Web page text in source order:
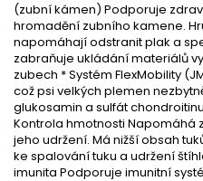
(zubní kámen) Podporuje
hromadění zubního kamene.
napomáhají odstranit plak a
zabraňuje ukládání materiálů
zubech * Systém FlexMobility
což psi velkých plemen
glukosamin a sulfát
Kontrola hmotnosti Napomáhá
jeho udržení. Má nižší obsah
ke spalování tuku a udržení
imunita Podporuje imunitní